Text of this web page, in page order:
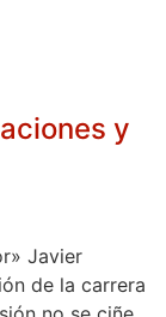
y
Javier
de la carrera